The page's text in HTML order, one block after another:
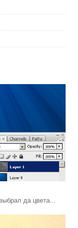
да цвета...